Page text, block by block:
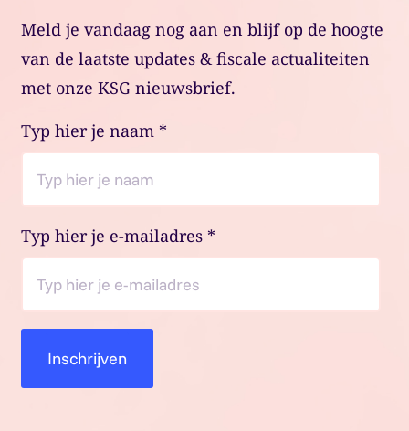
Meld je vandaag nog aan en blijf op de hoogte
van de laatste updates & fiscale actualiteiten
met onze KSG nieuwsbrief.
Typ hier je naam *
Typ hier je e-mailadres *